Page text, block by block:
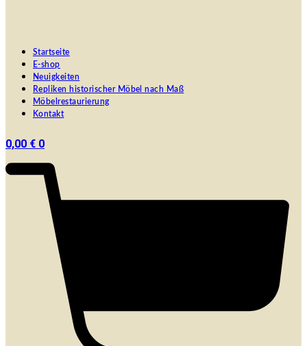
Startseite
E-shop
Neuigkeiten
Repliken historischer Möbel nach Maß
Möbelrestaurierung
Kontakt
0,00 € 0